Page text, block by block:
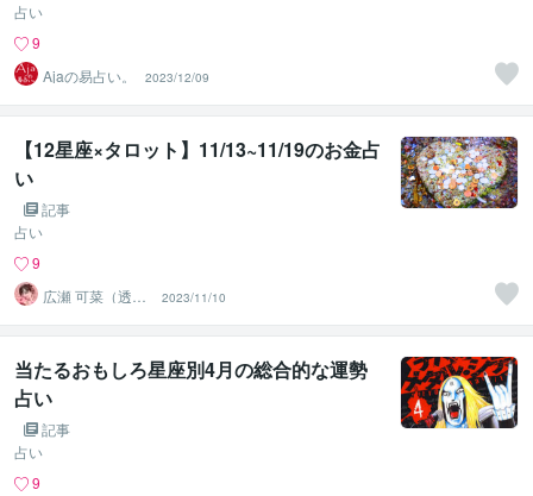
占い
9
Ajaの易占い。
2023/12/09
【12星座×タロット】11/13~11/19のお金占
い
記事
占い
9
広瀬 可菜（透視
タロット⭐占い
師）
2023/11/10
当たるおもしろ星座別4月の総合的な運勢
占い
記事
占い
9